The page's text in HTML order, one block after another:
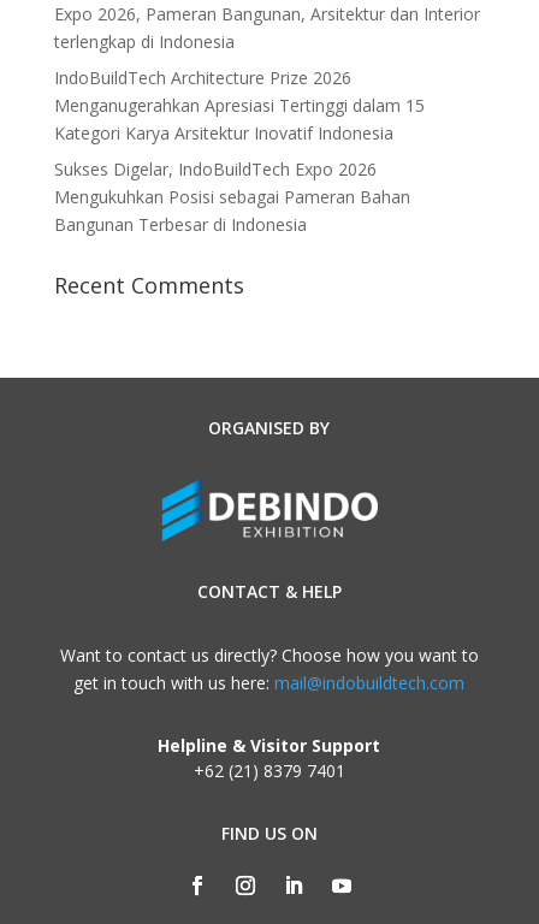
Expo 2026, Pameran Bangunan, Arsitektur dan Interior
terlengkap di Indonesia
IndoBuildTech Architecture Prize 2026
Menganugerahkan Apresiasi Tertinggi dalam 15
Kategori Karya Arsitektur Inovatif Indonesia
Sukses Digelar, IndoBuildTech Expo 2026
Mengukuhkan Posisi sebagai Pameran Bahan
Bangunan Terbesar di Indonesia
Recent Comments
ORGANISED BY
CONTACT & HELP
Want to contact us directly? Choose how you want to
get in touch with us here:mail@indobuildtech.com
Helpline & Visitor Support
+62 (21) 8379 7401
FIND US ON